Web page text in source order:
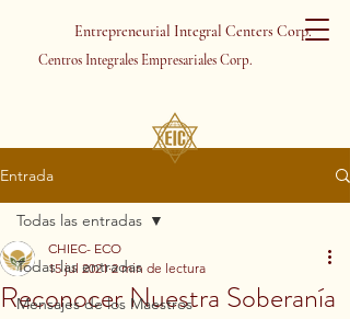
Entrepreneurial Integral Centers Corp.
Centros Integrales Empresariales Corp.
Entrada
Todas las entradas
Mensajes de los Maestros
Todas las entradas
Reconocer Nuestra Soberanía
CHIEC- ECO
15 jul 2021 2 min de lectura